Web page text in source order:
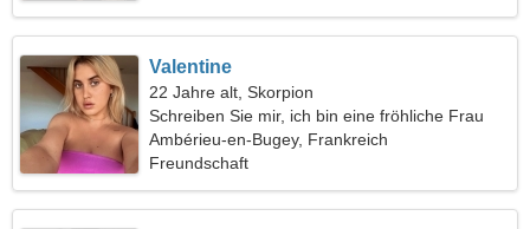
Valentine
22 Jahre alt, Skorpion
Schreiben Sie mir, ich bin eine fröhliche Frau
Ambérieu-en-Bugey, Frankreich
Freundschaft